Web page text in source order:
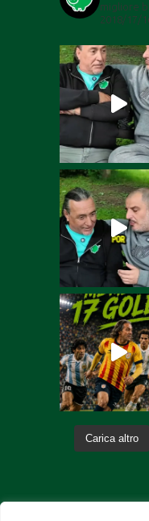
migliore
2018/17/
Carica altro